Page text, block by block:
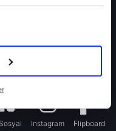
gelmişti
için olay sözler!
Instagram Flipboard